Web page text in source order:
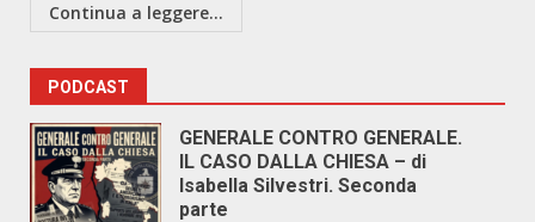
Continua a leggere...
PODCAST
GENERALE CONTRO GENERALE.
IL CASO DALLA CHIESA – di
Isabella Silvestri. Seconda
parte